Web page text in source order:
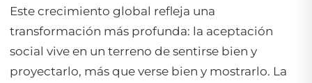
Este crecimiento global refleja una
transformación más profunda: la aceptación
social vive en un terreno de sentirse bien y
proyectarlo, más que verse bien y mostrarlo. La